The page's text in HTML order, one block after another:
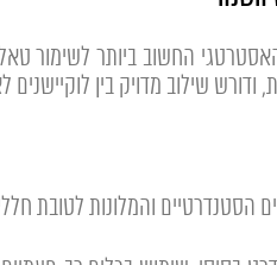
האסטרטגי החשוב ביותר
שילוב מדויק בין לוקיישנים
הסטנדרטיים והמלונות לטובת